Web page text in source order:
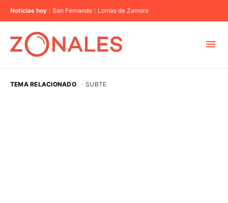
Noticias hoy San Fernando Lomas de Zamora
TEMA RELACIONADO · SUBTE